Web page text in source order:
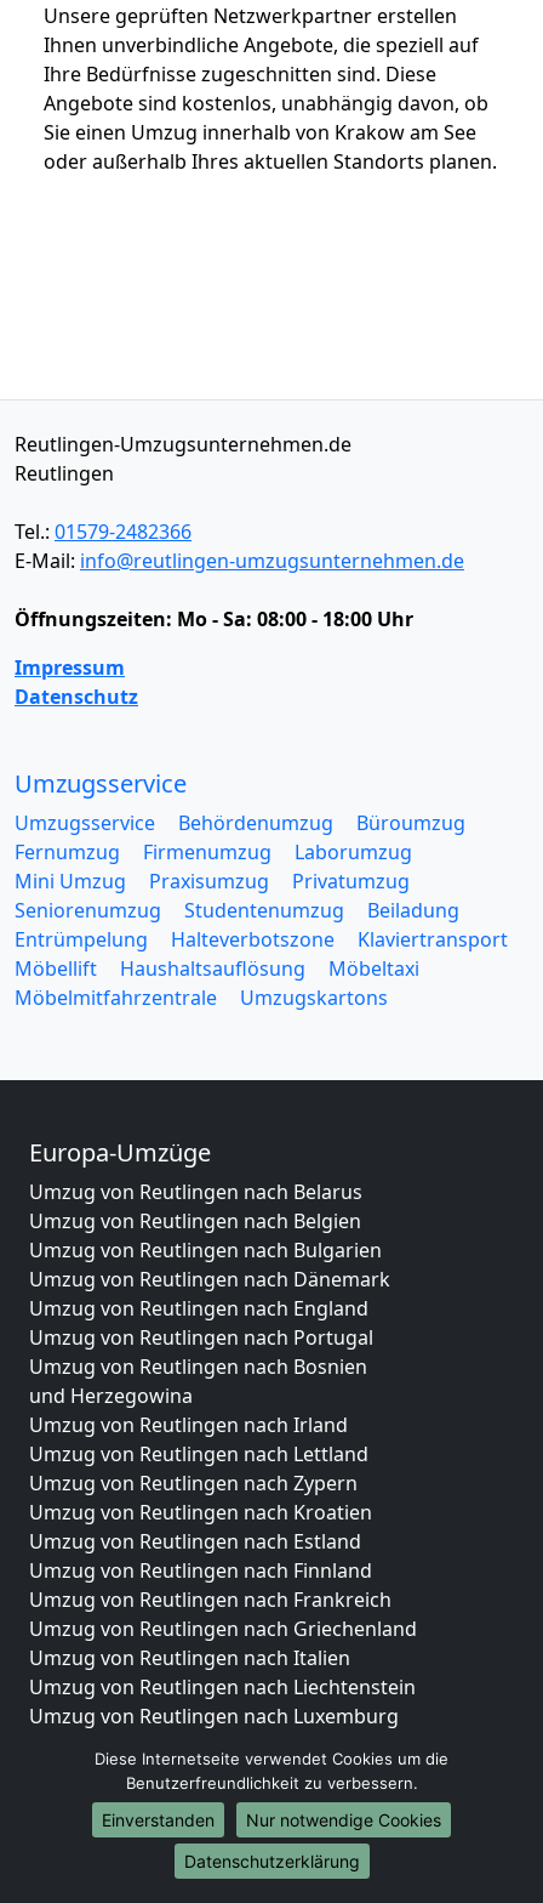
Unsere geprüften Netzwerkpartner erstellen
Ihnen unverbindliche Angebote, die speziell auf
Ihre Bedürfnisse zugeschnitten sind. Diese
Angebote sind kostenlos, unabhängig davon, ob
Sie einen Umzug innerhalb von Krakow am See
oder außerhalb Ihres aktuellen Standorts planen.
Reutlingen-Umzugsunternehmen.de
Reutlingen
Tel.: 01579-2482366
E-Mail: info@reutlingen-umzugsunternehmen.de
Öffnungszeiten: Mo - Sa: 08:00 - 18:00 Uhr
Impressum
Datenschutz
Umzugsservice
Umzugsservice Behördenumzug
Büroumzug
Fernumzug
Firmenumzug
Laborumzug
Mini Umzug
Praxisumzug
Privatumzug
Seniorenumzug
Studentenumzug
Beiladung
Entrümpelung
Halteverbotszone
Klaviertransport
Möbellift
Haushaltsauflösung
Möbeltaxi
Möbelmitfahrzentrale
Umzugskartons
Europa-Umzüge
Umzug von Reutlingen nach Belarus
Umzug von Reutlingen nach Belgien
Umzug von Reutlingen nach Bulgarien
Umzug von Reutlingen nach Dänemark
Umzug von Reutlingen nach England
Umzug von Reutlingen nach Portugal
Umzug von Reutlingen nach Bosnien
und Herzegowina
Umzug von Reutlingen nach Irland
Umzug von Reutlingen nach Lettland
Umzug von Reutlingen nach Zypern
Umzug von Reutlingen nach Kroatien
Umzug von Reutlingen nach Estland
Umzug von Reutlingen nach Finnland
Umzug von Reutlingen nach Frankreich
Umzug von Reutlingen nach Griechenland
Umzug von Reutlingen nach Italien
Umzug von Reutlingen nach Liechtenstein
Umzug von Reutlingen nach Luxemburg
Umzug von Reutlingen nach Norwegen
Umzüge-Deutschlandweit
Umzug von Reutlingen nach Berlin
Diese Internetseite verwendet Cookies um die
Benutzerfreundlichkeit zu verbessern.
Einverstanden
Nur notwendige Cookies
Datenschutzerklärung